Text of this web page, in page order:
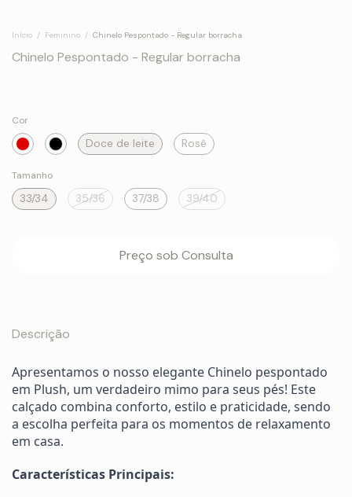
Início / Feminino / Chinelo Pespontado - Regular borracha
Chinelo Pespontado - Regular borracha
Cor
Doce de leite Rosê
Tamanho
33/34 35/36 37/38 39/40
Descrição
Apresentamos o nosso elegante Chinelo pespontado
em Plush, um verdadeiro mimo para seus pés! Este
calçado combina conforto, estilo e praticidade, sendo
a escolha perfeita para os momentos de relaxamento
em casa.
Características Principais: